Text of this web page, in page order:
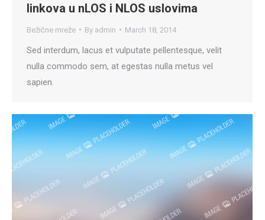
linkova u nLOS i NLOS uslovima
Bežične mreže By admin March 18, 2014
Sed interdum, lacus et vulputate pellentesque, velit
nulla commodo sem, at egestas nulla metus vel
sapien.